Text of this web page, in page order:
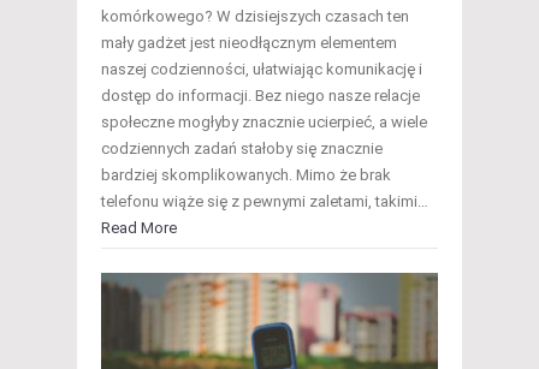
komórkowego? W dzisiejszych czasach ten
mały gadżet jest nieodłącznym elementem
naszej codzienności, ułatwiając komunikację i
dostęp do informacji. Bez niego nasze relacje
społeczne mogłyby znacznie ucierpieć, a wiele
codziennych zadań stałoby się znacznie
bardziej skomplikowanych. Mimo że brak
telefonu wiąże się z pewnymi zaletami, takimi…
Read More